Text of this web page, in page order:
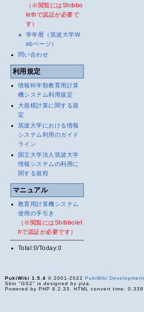
（※閲覧にはShibbo
lethで認証が必要で
す）
学年暦（筑波大学W
ebページ）
問い合わせ
利用規定
情報科学類教育用計算
機システム利用規定
大規模計算に関する規
定
筑波大学における情報
システム利用のガイド
ライン
国立大学法人筑波大学
情報システムの利用に
関する規程
マニュアル
教育用計算機システム
使用の手引き
（※閲覧にはShibbolet
hで認証が必要です）
Total:0/Today:0
PukiWiki 1.5.4 © 2001-2022 PukiWiki
Skin "GS2" is designed by yiza.
Powered by PHP 8.2.33. HTML convert time: 0.338